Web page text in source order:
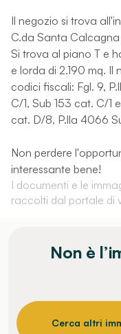
Il negozio si trova
C.da Santa
Si trova al piano T e
e lorda di 2.190 mq. Il
codici fiscali: Fgl. 9,
C/1, Sub 153 cat. C/1
cat. D/8, P.lla 4066
Non perdere
interessante bene!
I documenti e le
raccolti dal portale di
Non è
Cerca altri